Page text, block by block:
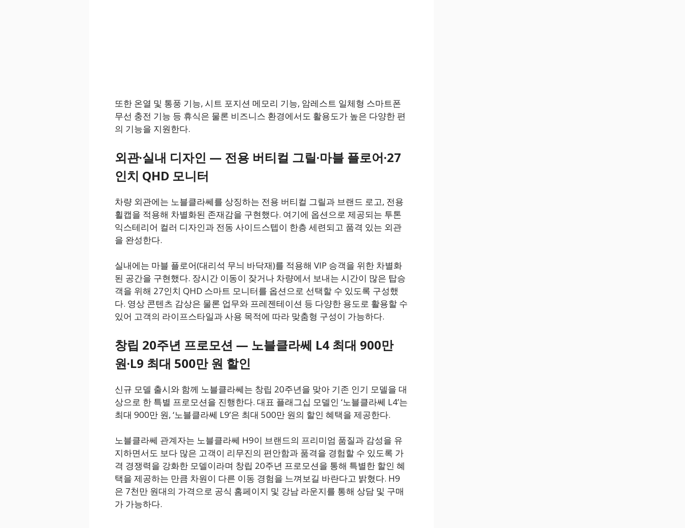
또한 온열 및 통풍 기능, 시트 포지션 메모리 기능, 암레스트 일체형 스마트폰
무선 충전 기능 등 휴식은 물론 비즈니스 환경에서도 활용도가 높은 다양한 편
의 기능을 지원한다.
외관·실내 디자인 — 전용 버티컬 그릴·마블 플로어·27
인치 QHD 모니터
차량 외관에는 노블클라쎄를 상징하는 전용 버티컬 그릴과 브랜드 로고, 전용
휠캡을 적용해 차별화된 존재감을 구현했다. 여기에 옵션으로 제공되는 투톤
익스테리어 컬러 디자인과 전동 사이드스텝이 한층 세련되고 품격 있는 외관
을 완성한다.
실내에는 마블 플로어(대리석 무늬 바닥재)를 적용해 VIP 승객을 위한 차별화
된 공간을 구현했다. 장시간 이동이 잦거나 차량에서 보내는 시간이 많은 탑승
객을 위해 27인치 QHD 스마트 모니터를 옵션으로 선택할 수 있도록 구성했
다. 영상 콘텐츠 감상은 물론 업무와 프레젠테이션 등 다양한 용도로 활용할 수
있어 고객의 라이프스타일과 사용 목적에 따라 맞춤형 구성이 가능하다.
창립 20주년 프로모션 — 노블클라쎄 L4 최대 900만
원·L9 최대 500만 원 할인
신규 모델 출시와 함께 노블클라쎄는 창립 20주년을 맞아 기존 인기 모델을 대
상으로 한 특별 프로모션을 진행한다. 대표 플래그십 모델인 ‘노블클라쎄 L4’는
최대 900만 원, ‘노블클라쎄 L9’은 최대 500만 원의 할인 혜택을 제공한다.
노블클라쎄 관계자는 노블클라쎄 H9이 브랜드의 프리미엄 품질과 감성을 유
지하면서도 보다 많은 고객이 리무진의 편안함과 품격을 경험할 수 있도록 가
격 경쟁력을 강화한 모델이라며 창립 20주년 프로모션을 통해 특별한 할인 혜
택을 제공하는 만큼 차원이 다른 이동 경험을 느껴보길 바란다고 밝혔다. H9
은 7천만 원대의 가격으로 공식 홈페이지 및 강남 라운지를 통해 상담 및 구매
가 가능하다.